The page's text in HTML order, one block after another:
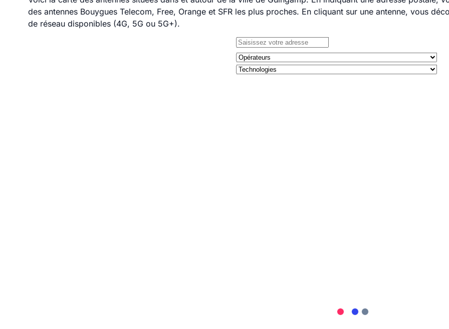
des antennes Bouygues Telecom, Free, Orange et SFR les plus proches. En cliquant sur une antenne, vous
de réseau disponibles (4G, 5G ou 5G+).